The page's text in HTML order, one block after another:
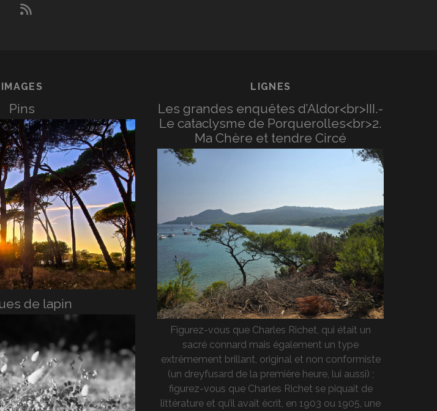
rss
IMAGES
Pins
de lapin
LIGNES
Les grandes enquêtes d’Aldor<br>III.-
Le cataclysme de Porquerolles<br>2.
Ma Chère et tendre Circé
Figurez-vous que Charles Richet, qui était un
sacré connard mais également un type
extrêmement brillant, original et non conformiste
(un dreyfusard de la première heure, lui aussi) ;
figurez-vous que Charles Richet se piquait de
littérature et qu’il avait écrit, en 1903 ou 1905, une